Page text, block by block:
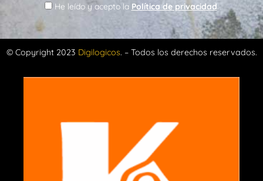
He leído y acepto la Política de privacidad
© Copyright 2023 Digilogicos. – Todos los derechos reservados.